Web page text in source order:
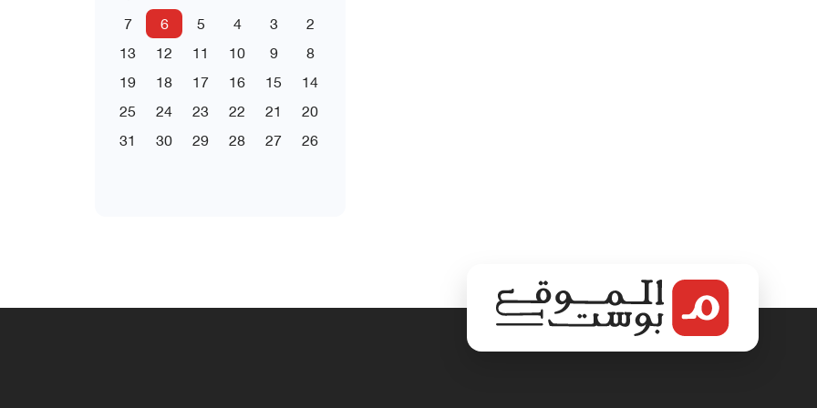
2
3
4
5
6
7
8
9
10
11
12
13
14
15
16
17
18
19
20
21
22
23
24
25
26
27
28
29
30
31